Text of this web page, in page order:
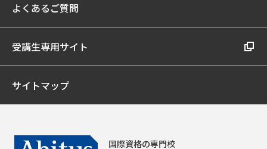
よくあるご質問
受講生専用サイト
サイトマップ
国際資格の専門校